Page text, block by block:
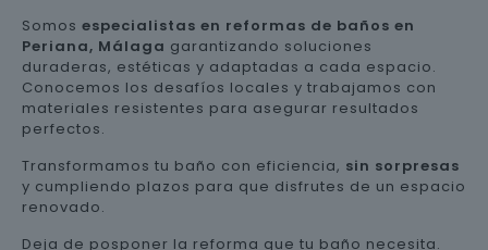
Somos especialistas en reformas de baños en
Periana, Málaga garantizando soluciones
duraderas, estéticas y adaptadas a cada espacio.
Conocemos los desafíos locales y trabajamos con
materiales resistentes para asegurar resultados
perfectos.
Transformamos tu baño con eficiencia, sin sorpresas
y cumpliendo plazos para que disfrutes de un espacio
renovado.
Deja de posponer la reforma que tu baño necesita.